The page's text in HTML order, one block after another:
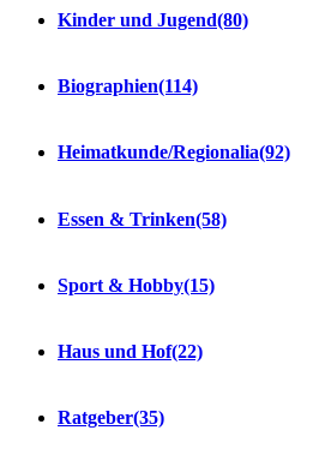
Kinder und Jugend(80)
Biographien(114)
Heimatkunde/Regionalia(92)
Essen & Trinken(58)
Sport & Hobby(15)
Haus und Hof(22)
Ratgeber(35)